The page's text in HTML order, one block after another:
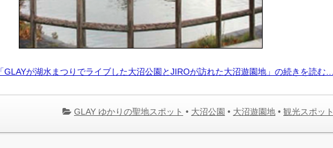
「GLAYが湖水まつりでライブした大沼公園とJIROが訪れた大沼遊園地」の続きを読む…
GLAY ゆかりの聖地スポット • 大沼公園 • 大沼遊園地 • 観光スポット